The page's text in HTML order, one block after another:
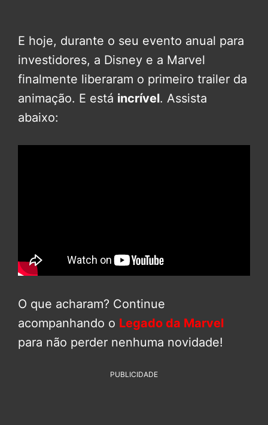
E hoje, durante o seu evento anual para
investidores, a Disney e a Marvel
finalmente liberaram o primeiro trailer da
animação. E está incrível. Assista
abaixo:
O que acharam? Continue
acompanhando o Legado da Marvel
para não perder nenhuma novidade!
PUBLICIDADE